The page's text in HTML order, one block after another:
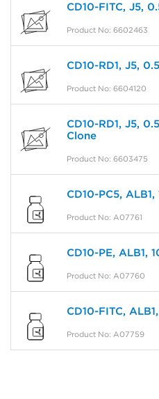
CD10-FITC, J5,
Product No: 6602463
CD10-RD1, J5,
Product No: 6604120
CD10-RD1, J5,
Clone
Product No: 6603475
CD10-PC5,
Product No: A07761
CD10-PE, ALB1,
Product No: A07760
CD10-FITC,
Product No: A07759